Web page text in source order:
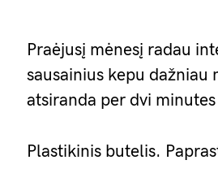
Praėjusį mėnesį radau
sausainius kepu dažniau
atsiranda per dvi
Plastikinis butelis.